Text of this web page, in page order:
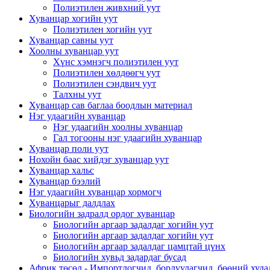
Полиэтилен живхний уут
Хуванцар хогийн уут
Полиэтилен хогийн уут
Хуванцар савны уут
Хоолны хуванцар уут
Хүнс хэмнэгч полиэтилен уут
Полиэтилен хөлдөөгч уут
Полиэтилен сэндвич уут
Талхны уут
Хуванцар сав баглаа боодлын материал
Нэг удаагийн хуванцар
Нэг удаагийн хоолны хуванцар
Гал тогооны нэг удаагийн хуванцар
Хуванцар поли уут
Нохойн баас хийдэг хуванцар уут
Хуванцар хальс
Хуванцар бээлий
Нэг удаагийн хуванцар хормогч
Хуванцарыг далдлах
Биологийн задралд ордог хуванцар
Биологийн аргаар задалдаг хогийн уут
Биологийн аргаар задалдаг хогийн уут
Биологийн аргаар задалдаг цамцтай цүнх
Биологийн хувьд задардаг бусад
Африк төсөл - Импортлогчид, борлуулагчид, бөөний